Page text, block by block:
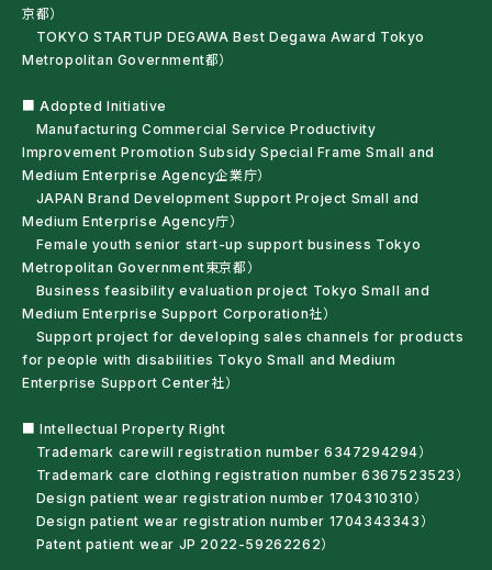
京都）
TOKYO STARTUP DEGAWA Best Degawa Award Tokyo
Metropolitan Government都）
■ Adopted Initiative
Manufacturing Commercial Service Productivity
Improvement Promotion Subsidy Special Frame Small and
Medium Enterprise Agency企業庁）
JAPAN Brand Development Support Project Small and
Medium Enterprise Agency庁）
Female youth senior start-up support business Tokyo
Metropolitan Government東京都）
Business feasibility evaluation project Tokyo Small and
Medium Enterprise Support Corporation社）
Support project for developing sales channels for products
for people with disabilities Tokyo Small and Medium
Enterprise Support Center社）
■ Intellectual Property Right
Trademark carewill registration number 6347294294）
Trademark care clothing registration number 6367523523）
Design patient wear registration number 1704310310）
Design patient wear registration number 1704343343）
Patent patient wear JP 2022-59262262）